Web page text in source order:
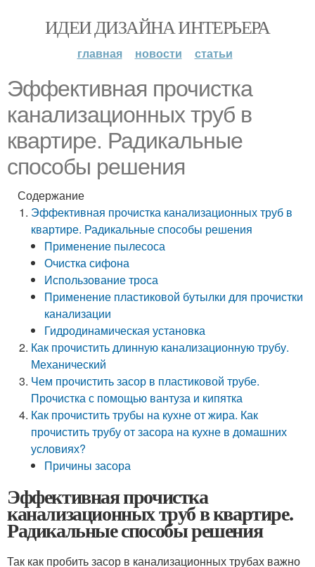
ИДЕИ ДИЗАЙНА ИНТЕРЬЕРА
главная новости статьи
Эффективная прочистка
канализационных труб в
квартире. Радикальные
способы решения
Содержание
Эффективная прочистка канализационных труб в
квартире. Радикальные способы решения
Применение пылесоса
Очистка сифона
Использование троса
Применение пластиковой бутылки для прочистки
канализации
Гидродинамическая установка
Как прочистить длинную канализационную трубу.
Механический
Чем прочистить засор в пластиковой трубе.
Прочистка с помощью вантуза и кипятка
Как прочистить трубы на кухне от жира. Как
прочистить трубу от засора на кухне в домашних
условиях?
Причины засора
Эффективная прочистка
канализационных труб в квартире.
Радикальные способы решения
Так как пробить засор в канализационных трубах важно